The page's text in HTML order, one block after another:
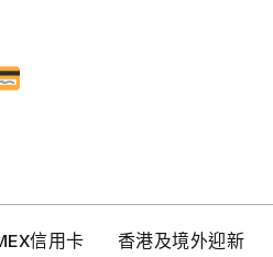
信用卡 香港及境外迎新